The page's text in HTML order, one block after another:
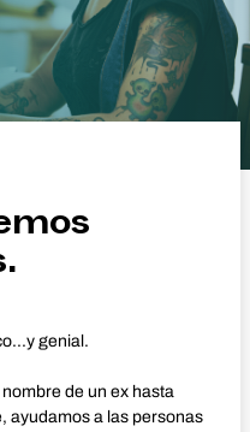
genial.
de un ex hasta
ayudamos a las personas